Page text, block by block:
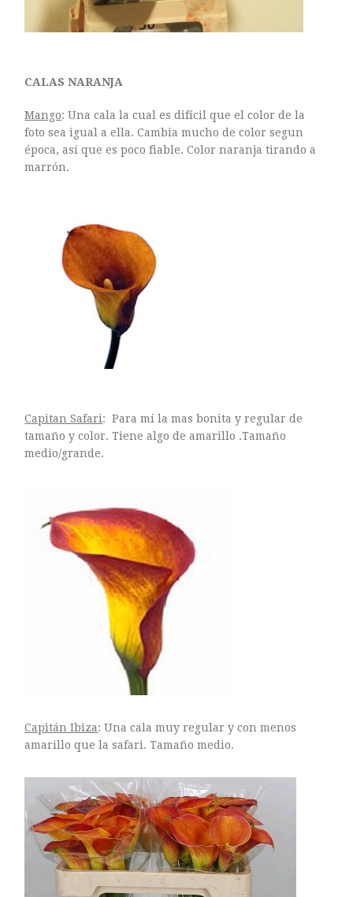
CALAS NARANJA
Mango: Una cala la cual es difícil que el color de la
foto sea igual a ella. Cambia mucho de color segun
época, así que es poco fiable. Color naranja tirando a
marrón.
Capitan Safari: Para mí la mas bonita y regular de
tamaño y color. Tiene algo de amarillo .Tamaño
medio/grande.
Capitán Ibiza: Una cala muy regular y con menos
amarillo que la safari. Tamaño medio.